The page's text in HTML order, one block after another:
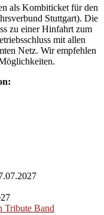
als Kombiticket für den
Stuttgart). Die
zu einer Hinfahrt zum
mit allen
Netz. Wir empfehlen
Tribute Band